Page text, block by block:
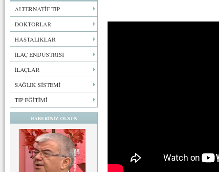
ALTERNATİF TIP
DOKTORLAR
HASTALIKLAR
İLAÇ ENDÜSTRİSİ
İLAÇLAR
SAĞLIK SİSTEMİ
TIP EĞİTİMİ
HABERİNİZ OLSUN